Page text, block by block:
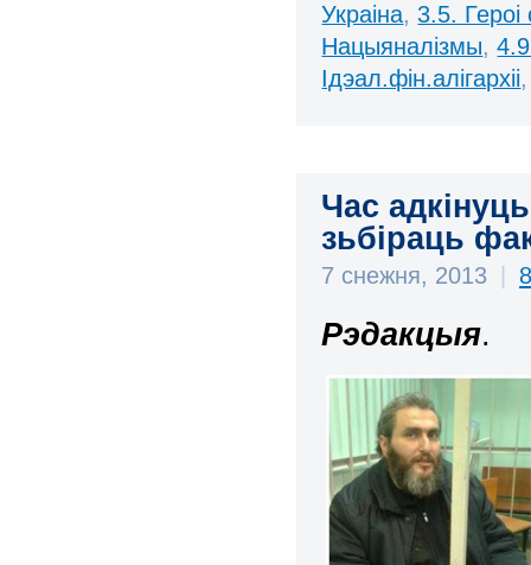
Украіна, 3.5.
Нацыяналізмы,
Ідэал.фін.алігархіі
Час
зьбіраць
7 снежня, 2013
Рэдакцыя.